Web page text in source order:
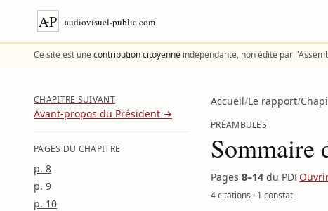
Aller au contenu
Ce site est unecontribution citoyenne indépendante, non édité par
CHAPITRE SUIVANT
Avant-propos du Président →
PAGES DU CHAPITRE
p. 8
p. 9
p. 10
Accueil/Le rapport/
PRÉAMBULES
Sommaire
Pages 8–14 du PDF
4 citations · 1 constat